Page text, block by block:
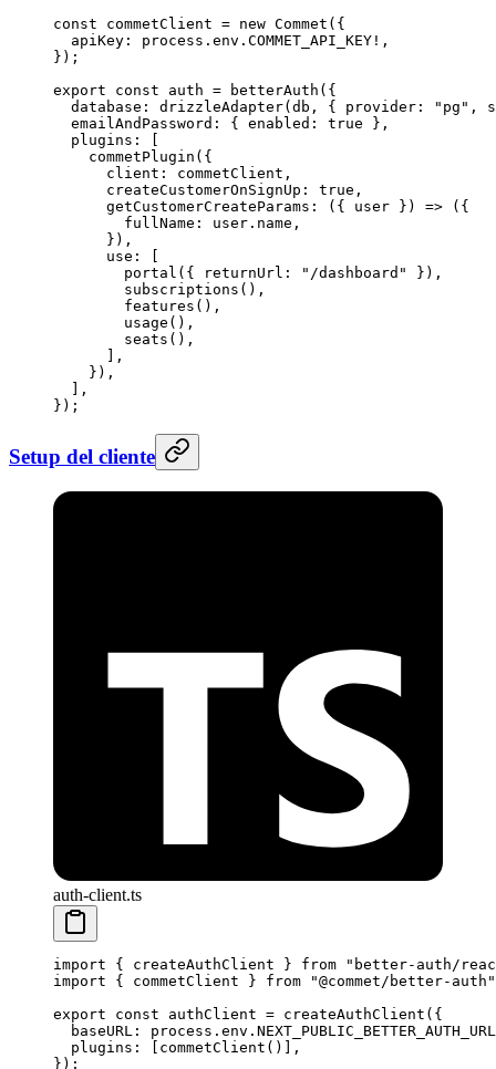
const commetClient = new Commet ({
  apiKey: process.env.
COMMET_API_KEY ! ,
});
export const auth = betterAuth ({
  database:
drizzleAdapter(db, { provider: "pg" ,
  emailAndPassword: { enabled:
true },
  plugins: [
    commetPlugin
({
      client: commetClient,
      createCustomerOnSignUp:
true ,
      getCustomerCreateParams
: ({ user }) => ({
        fullName: user.name,
      }),
      use: [
        portal
({ returnUrl: "/dashboard"
}),
        subscriptions
(),
        features
(),
        usage
(),
        seats
(),
      ],
    }),
  ],
});
Setup del cliente
auth-client.ts
import { createAuthClient } from "better-auth/
import { commetClient } from "@commet/better-auth"
export const authClient = createAuthClient ({
  baseURL: process.env.
NEXT_PUBLIC_BETTER_AUTH_URL
  plugins: [
commetClient ()],
});